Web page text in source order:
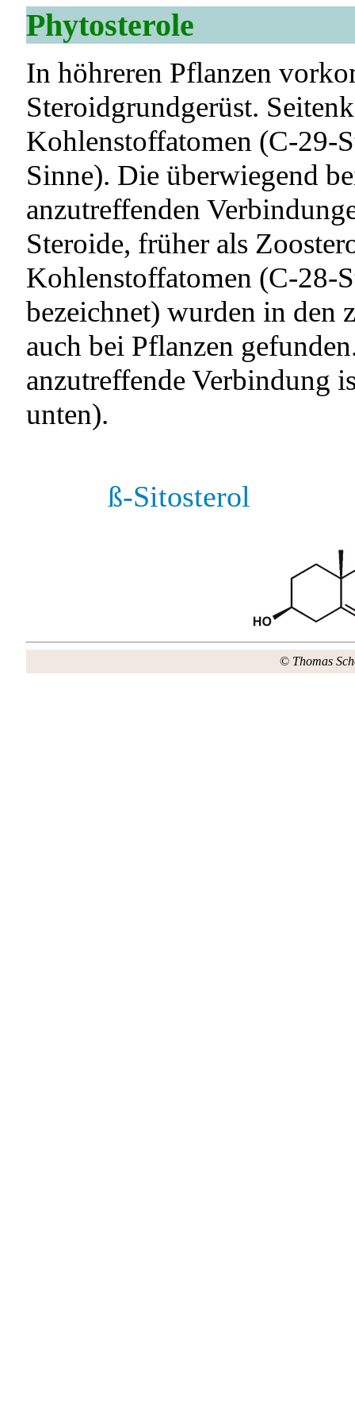
Phytosterole
In höhreren Pflanzen
Steroidgrundgerüst.
Kohlenstoffatomen (C-29-
Sinne). Die überwiegend
anzutreffenden
Steroide, früher als
Kohlenstoffatomen (C-28-
bezeichnet) wurden in den
auch bei Pflanzen
anzutreffende Verbindung
unten).
ß-Sitosterol
© Thomas